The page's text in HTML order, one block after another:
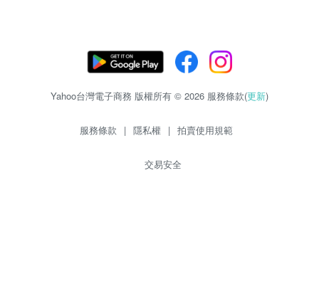
Yahoo台灣電子商務 版權所有 © 2026 服務條款(更新)
服務條款 | 隱私權 | 拍賣使用規範
交易安全